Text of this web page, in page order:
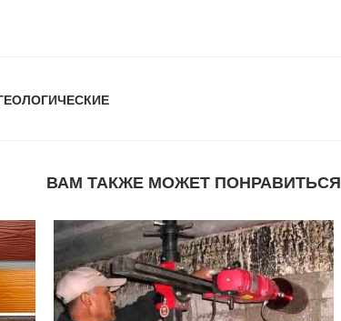
ВАМ ТАКЖЕ МОЖЕТ ПОНРАВИТЬСЯ